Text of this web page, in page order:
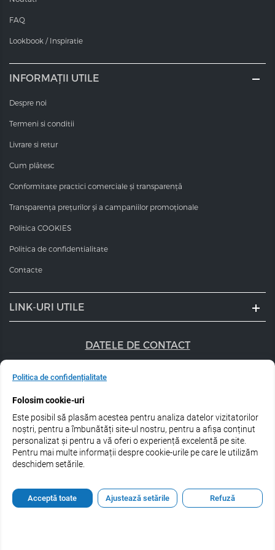
hranesc parul și scalpul.
Miros placut
plăcut. Nu veți simti amoniacul sau alte mirosuri
deranjante.
FAQ
Lookbook / Inspiratie
INFORMAȚII UTILE
Despre noi
Termeni si conditii
Livrare si retur
Cum plătesc
Conformitate practici comerciale și transparență
Transparența prețurilor și a campaniilor promoționale
Politica COOKIES
Politica de confidentialitate
Contacte
LINK-URI UTILE
DATELE DE CONTACT
+40 747 056 359
Urmărește-ne pe rețele de socializare:
Politica de confidențialitate
Folosim cookie-uri
Este posibil să plasăm acestea pentru analiza datelor vizitatorilor
noștri, pentru a îmbunătăți site-ul nostru, pentru a afișa conținut
personalizat și pentru a vă oferi o experiență excelentă pe site.
Pentru mai multe informații despre cookie-urile pe care le utilizăm
deschidem setările.
Acceptă toate Ajustează setările Refuză